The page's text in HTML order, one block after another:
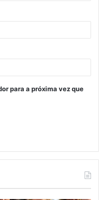
para a próxima vez que